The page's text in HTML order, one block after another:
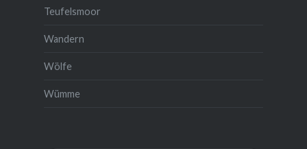
Teufelsmoor
Wandern
Wölfe
Wümme